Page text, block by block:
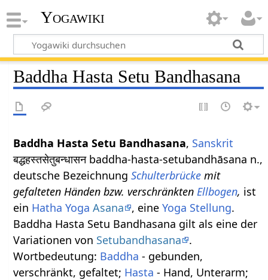
Yogawiki
Baddha Hasta Setu Bandhasana
Baddha Hasta Setu Bandhasana, Sanskrit
बद्धहस्तसेतुबन्धासन baddha-hasta-setubandhāsana n.,
deutsche BezeichnungSchulterbrücke mit
gefalteten Händen bzw. verschränktenEllbogen, ist
ein Hatha Yoga Asana , eineYoga Stellung.
Baddha Hasta Setu Bandhasana gilt als eine der
Variationen von Setubandhasana
.
Wortbedeutung: Baddha - gebunden,
verschränkt, gefaltet; Hasta - Hand, Unterarm;